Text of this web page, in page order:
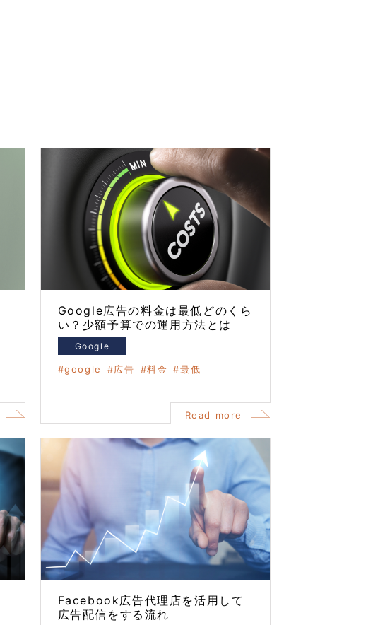
Google広告の料金は最低どのくら
い？少額予算での運用方法とは
Google
google 広告 料金 最低
Read more
Facebook広告代理店を活用して
広告配信をする流れ